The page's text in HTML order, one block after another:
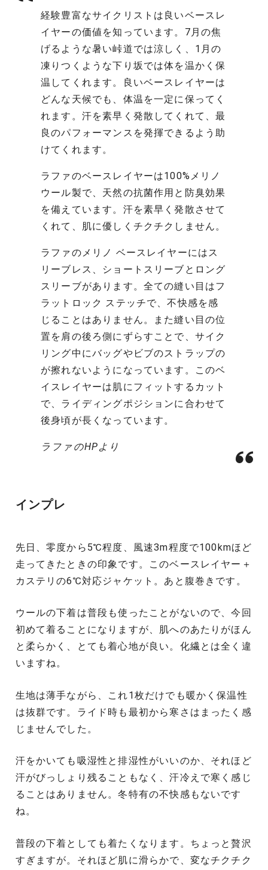
経験豊富なサイクリストは良いベースレ
イヤーの価値を知っています。7月の焦
げるような暑い峠道では涼しく、1月の
凍りつくような下り坂では体を温かく保
温してくれます。良いベースレイヤーは
どんな天候でも、体温を一定に保ってく
れます。汗を素早く発散してくれて、最
良のパフォーマンスを発揮できるよう助
けてくれます。
ラファのベースレイヤーは100%メリノ
ウール製で、天然の抗菌作用と防臭効果
を備えています。汗を素早く発散させて
くれて、肌に優しくチクチクしません。
ラファのメリノ ベースレイヤーにはス
リーブレス、ショートスリーブとロング
スリーブがあります。全ての縫い目はフ
ラットロック ステッチで、不快感を感
じることはありません。また縫い目の位
置を肩の後ろ側にずらすことで、サイク
リング中にバッグやビブのストラップの
が擦れないようになっています。このベ
イスレイヤーは肌にフィットするカット
で、ライディングポジションに合わせて
後身頃が長くなっています。
ラファのHPより
インプレ
先日、零度から5℃程度、風速3m程度で100kmほど
走ってきたときの印象です。このベースレイヤー＋
カステリの6℃対応ジャケット。あと腹巻きです。
ウールの下着は普段も使ったことがないので、今回
初めて着ることになりますが、肌へのあたりがほん
と柔らかく、とても着心地が良い。化繊とは全く違
いますね。
生地は薄手ながら、これ1枚だけでも暖かく保温性
は抜群です。ライド時も最初から寒さはまったく感
じませんでした。
汗をかいても吸湿性と排湿性がいいのか、それほど
汗がびっしょり残ることもなく、汗冷えで寒く感じ
ることはありません。冬特有の不快感もないです
ね。
普段の下着としても着たくなります。ちょっと贅沢
すぎますが。それほど肌に滑らかで、変なチクチク